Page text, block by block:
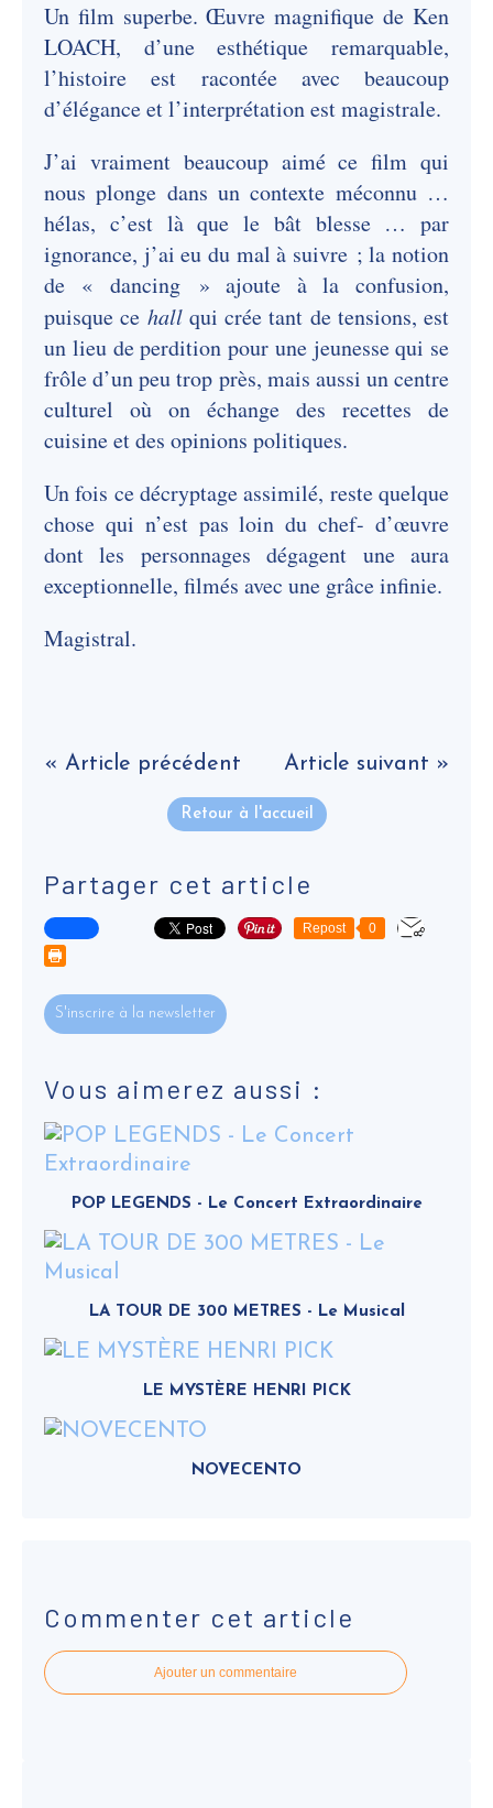
Un film superbe. Œuvre magnifique de Ken
LOACH, d’une esthétique remarquable,
l’histoire est racontée avec beaucoup
d’élégance et l’interprétation est magistrale.
J’ai vraiment beaucoup aimé ce film qui
nous plonge dans un contexte méconnu …
hélas, c’est là que le bât blesse … par
ignorance, j’ai eu du mal à suivre ; la notion
de « dancing » ajoute à la confusion,
puisque ce hallqui crée tant de tensions, est
un lieu de perdition pour une jeunesse qui se
frôle d’un peu trop près, mais aussi un centre
culturel où on échange des recettes de
cuisine et des opinions politiques.
Un fois ce décryptage assimilé, reste quelque
chose qui n’est pas loin du chef- d’œuvre
dont les personnages dégagent une aura
exceptionnelle, filmés avec une grâce infinie.
Magistral.
« Article précédent Article suivant »
Retour à l'accueil
Partager cet article
Repost 0
S'inscrire à la newsletter
Vous aimerez aussi :
POP LEGENDS - Le Concert Extraordinaire
LA TOUR DE 300 METRES - Le Musical
LE MYSTÈRE HENRI PICK
NOVECENTO
Commenter cet article
Ajouter un commentaire